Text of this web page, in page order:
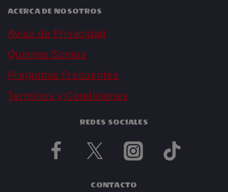
ACERCA DE NOSOTROS
Aviso de Privacidad
Quienes Somos
Preguntas Frecuentes
Terminos y Condiciones
REDES SOCIALES
CONTACTO